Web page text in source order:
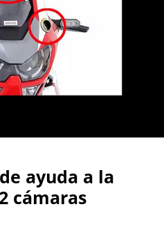
ayuda a la
cámaras